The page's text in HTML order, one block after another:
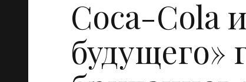
Coca-Cola
будущего»